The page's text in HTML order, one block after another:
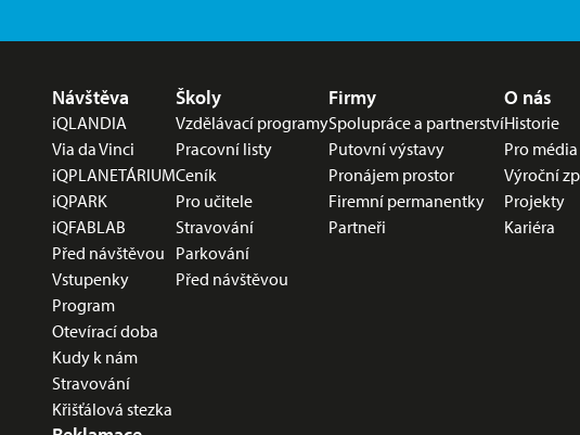
Nabídka v zápatí
Návštěva
iQLANDIA
Via da Vinci
iQPLANETÁRIUM
iQPARK
iQFABLAB
Před návštěvou
Vstupenky
Program
Otevírací doba
Kudy k nám
Stravování
Křišťálová stezka
Školy
Vzdělávací programy
Pracovní listy
Ceník
Pro učitele
Stravování
Parkování
Před návštěvou
Firmy
Spolupráce a partnerství
Putovní výstavy
Pronájem prostor
Firemní permanentky
Partneři
O nás
Historie
Pro média
Výroční
Projekty
Kariéra